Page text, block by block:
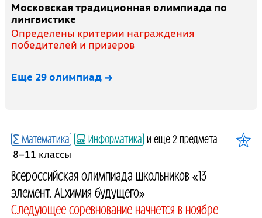
Московская традиционная олимпиада по
лингвистике
Определены критерии награждения
победителей и призеров
Еще 29 олимпиад →
Математика Информатика и еще 2 предмета
8–11 классы
Всероссийская олимпиада школьников «13
элемент. ALхимия будущего»
Следующее соревнование начнется в ноябре